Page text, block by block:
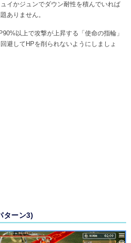
イかジュンでダウン耐性を積んでいれば
ありません。
以上で攻撃が上昇する「使命の指輪」
避してHPを削られないようにしましょ
ターン3)